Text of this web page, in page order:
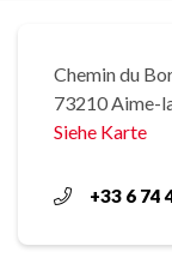
Chemin du
73210 Aime-
Siehe Karte
+33 6 74